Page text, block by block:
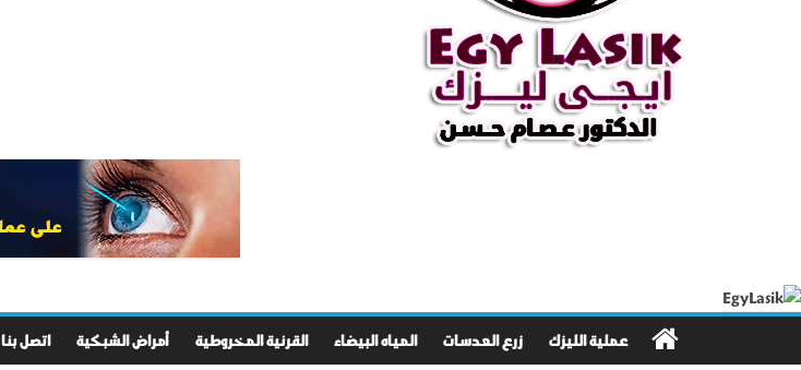
عملية الليزك زرع العدسات المياه البيضاء القرنية المخروطية أمراض الشبكية اتصل بنا